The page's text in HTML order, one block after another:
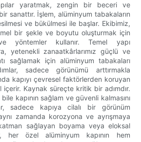
yaratmak, zengin bir beceri ve
sanattır. İşlem, alüminyum tabakaların
ve bükülmesi ile başlar. Ekibimiz,
bir şekle ve boyutu oluşturmak için
yöntemler kullanır. Temel yapı
yetenekli zanaatkârlarımız güçlü ve
sağlamak için alüminyum tabakaları
sadece görünümü arttırmakla
kapıyı çevresel faktörlerden koruyan
Kaynak süreçte kritik bir adımdır.
kapının sağlam ve güvenli kalmasını
sadece kapıya cilalı bir görünüm
zamanda korozyona ve ayrışmaya
sağlayan boyama veya eloksal
her özel alüminyum kapının hem